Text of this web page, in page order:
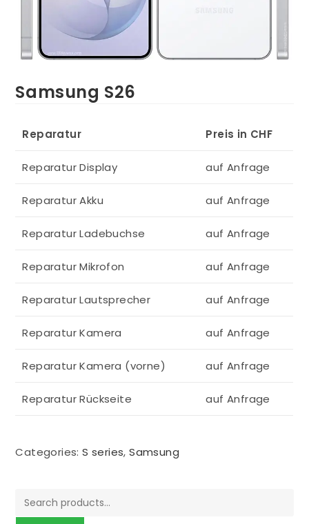
Samsung S26
Reparatur Preis in CHF
Reparatur Display auf Anfrage
Reparatur Akku auf Anfrage
Reparatur Ladebuchse auf Anfrage
Reparatur Mikrofon auf Anfrage
Reparatur Lautsprecher auf Anfrage
Reparatur Kamera auf Anfrage
Reparatur Kamera (vorne) auf Anfrage
Reparatur Rückseite auf Anfrage
Categories:S series,Samsung